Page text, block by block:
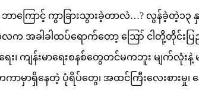
ဘာကြောင့် ကွာခြားသွားခဲ့တာလဲ…? လွန်ခဲ့
လက အခါခါထပ်ရောက်တော့ ဪ ငါတို့တိုင်းပ
ကျန်းမာရေးစနစ်တွေတင်မကဘူး မျက်လုံး
ရှိနေတဲ့ ပုံရိပ်တွေ၊ အထင်ကြီးလေးစားမှု၊ နေ